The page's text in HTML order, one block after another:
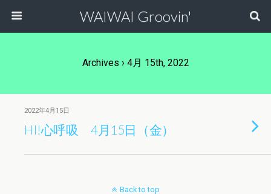
WAIWAI Groovin'
Archives › 4月 15th, 2022
2022年4月15日
HI!心呼吸 4月15日（金）
Back to top